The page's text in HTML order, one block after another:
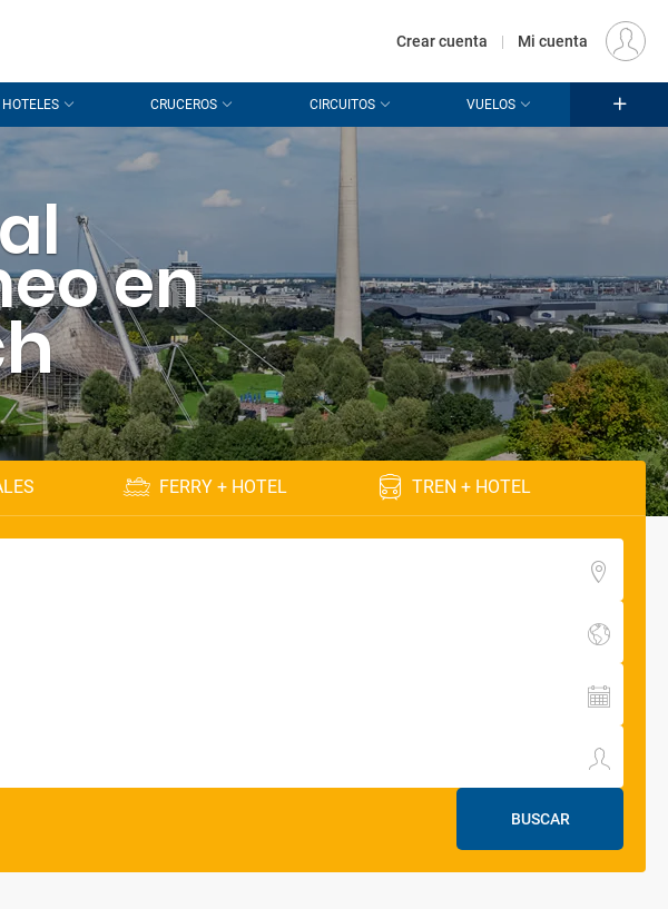
EUR
Crear cuenta | Mi cuenta
HOTELES CRUCEROS CIRCUITOS VUELOS
en
FERRY + HOTEL TREN + HOTEL
BUSCAR